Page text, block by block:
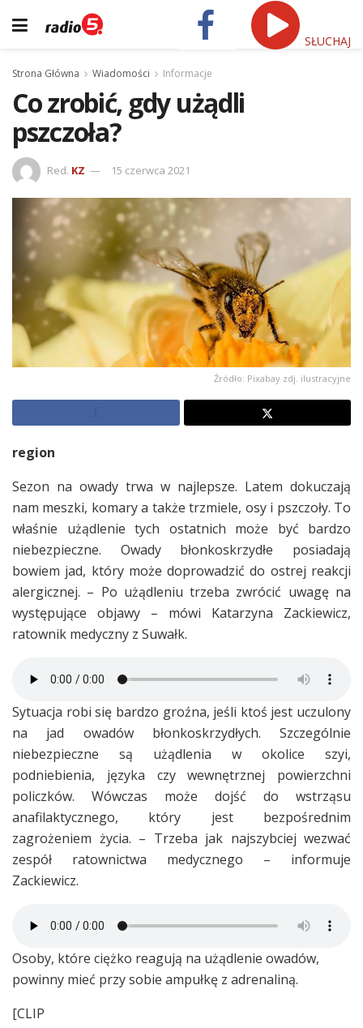
SŁUCHAJ
Strona Główna Wiadomości Informacje
Co zrobić, gdy użądli
pszczoła?
Red. KZ 15 czerwca 2021
Źródło: Pixabay zdj. ilustracyjne
region
Sezon na owady trwa w najlepsze. Latem dokuczają
nam meszki, komary a także trzmiele, osy i pszczoły. To
właśnie użądlenie tych ostatnich może być bardzo
niebezpieczne. Owady błonkoskrzydłe posiadają
bowiem jad, który może doprowadzić do ostrej reakcji
alergicznej. – Po użądleniu trzeba zwrócić uwagę na
występujące objawy – mówi Katarzyna Zackiewicz,
ratownik medyczny z Suwałk.
Sytuacja robi się bardzo groźna, jeśli ktoś jest uczulony
na jad owadów błonkoskrzydłych. Szczególnie
niebezpieczne są użądlenia w okolice szyi,
podniebienia, języka czy wewnętrznej powierzchni
policzków. Wówczas może dojść do wstrząsu
anafilaktycznego, który jest bezpośrednim
zagrożeniem życia. – Trzeba jak najszybciej wezwać
zespół ratownictwa medycznego – informuje
Zackiewicz.
Osoby, które ciężko reagują na użądlenie owadów,
powinny mieć przy sobie ampułkę z adrenaliną.
[CLIP